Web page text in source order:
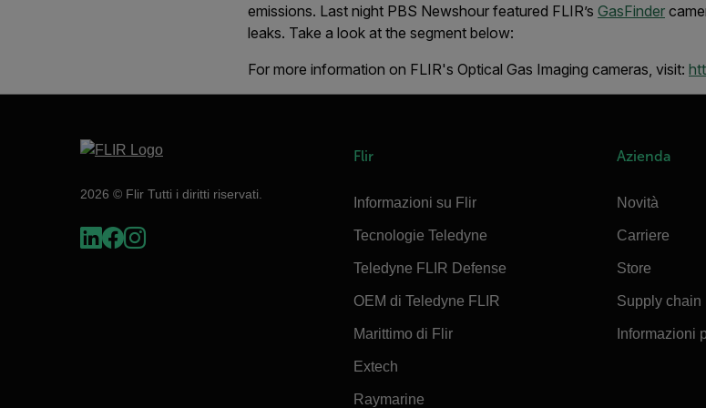
emissions. Last night PBS Newshour featured FLIR’s GasFinder
leaks. Take a look at the segment below:
For more information on FLIR's Optical Gas Imaging cameras, visit:
2026 © Flir Tutti i diritti riservati.
Flir
Informazioni su Flir
Tecnologie Teledyne
Teledyne FLIR Defense
OEM di Teledyne FLIR
Marittimo di Flir
Extech
Raymarine
Azienda
Novità
Carriere
Store
Supply chain
Informazioni